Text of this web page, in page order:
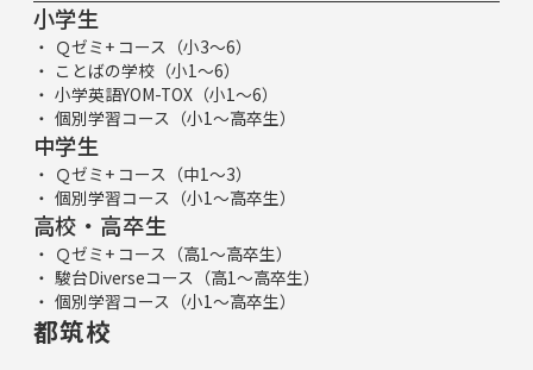
小学生
Ｑゼミ+ コース（小3～6）
ことばの学校（小1～6）
小学英語YOM-TOX（小1～6）
個別学習コース（小1～高卒生）
中学生
Ｑゼミ+ コース（中1～3）
個別学習コース（小1～高卒生）
高校・高卒生
Ｑゼミ+ コース（高1～高卒生）
駿台Diverseコース（高1～高卒生）
個別学習コース（小1～高卒生）
都筑校